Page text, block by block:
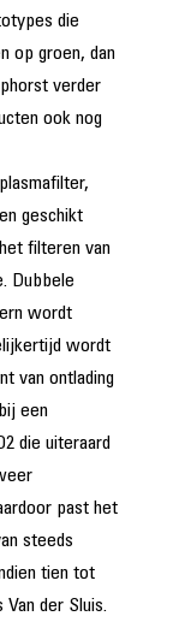
die
op groen, dan
verder
ook nog
geschikt
filteren van
Dubbele
wordt
wordt
van ontlading
een
die uiteraard
past het
steeds
tien tot
Van der Sluis.